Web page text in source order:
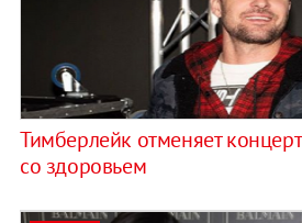
Тимберлейк отменяет
со здоровьем